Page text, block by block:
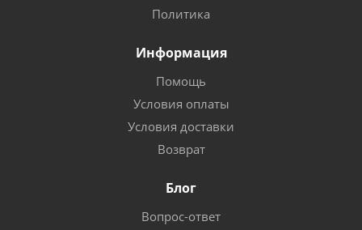
Политика
Информация
Помощь
Условия оплаты
Условия доставки
Возврат
Блог
Вопрос-ответ